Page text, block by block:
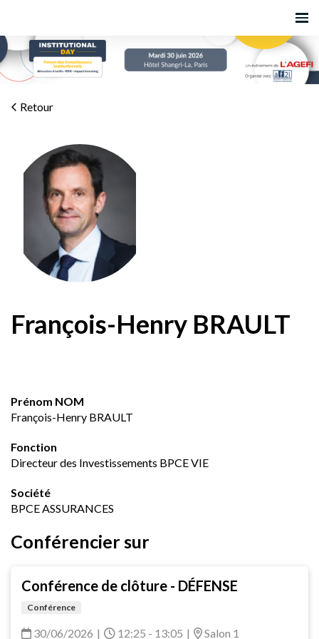
Retour
François-Henry BRAULT
Prénom NOM
François-Henry BRAULT
Fonction
Directeur des Investissements BPCE VIE
Société
BPCE ASSURANCES
Conférencier sur
Conférence de clôture - DÉFENSE
Conférence
30/06/2026 | 12:25 - 13:05 | Salon 1